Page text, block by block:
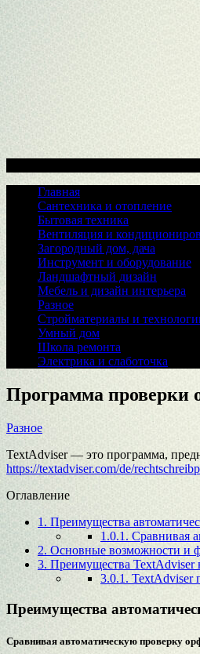
Главная
Сантехника и отопление
Бытовая техника
Вентиляция и
Загородный дом, дача
Инструмент и оборудование
Ландшафтный дизайн
Мебель и дизайн интерьера
Разное
Стройматериалы и
Умный дом
Школа ремонта
Электрика и слаботочка
Программа проверки
Разное
TextAdviser — это программа,
https://textadviser.com/de/
Оглавление
1. Преимущества
1.0.1. Сравнивая
2. Основные возможности и
3. Преимущества TextAdviser
3.0.1. TextAdviser
Преимущества
Сравнивая автоматическую проверку